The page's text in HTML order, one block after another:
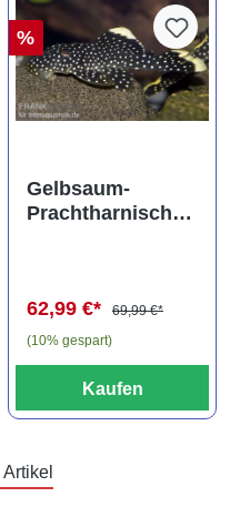
von 5 von 5 Sternen
%
Gelbsaum-
Prachtharnischw
62,99 €*
69,99 €*
(10% gespart)
Kaufen